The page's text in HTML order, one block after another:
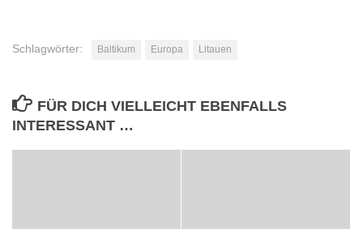
Schlagwörter: Baltikum Europa Litauen
FÜR DICH VIELLEICHT EBENFALLS
INTERESSANT …